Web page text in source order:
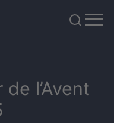
l’Avent